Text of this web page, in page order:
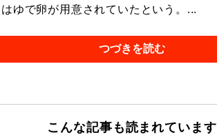
ゆで卵が用意されていたという。...
つづきを読む
こんな記事も読まれています